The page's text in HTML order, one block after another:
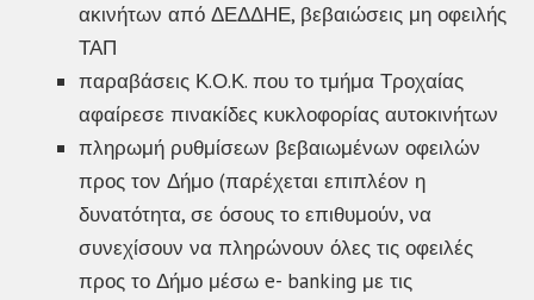
ακινήτων από ΔΕΔΔΗΕ, βεβαιώσεις μη οφειλής
ΤΑΠ
παραβάσεις Κ.Ο.Κ. που το τμήμα Τροχαίας
αφαίρεσε πινακίδες κυκλοφορίας αυτοκινήτων
πληρωμή ρυθμίσεων βεβαιωμένων οφειλών
προς τον Δήμο (παρέχεται επιπλέον η
δυνατότητα, σε όσους το επιθυμούν, να
συνεχίσουν να πληρώνουν όλες τις οφειλές
προς το Δήμο μέσω e- banking με τις